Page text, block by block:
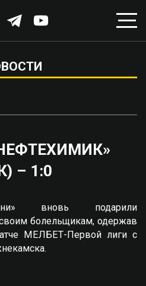
– 1:0
вновь подарили
болельщикам, одержав
МЕЛБЕТ-Первой лиги с